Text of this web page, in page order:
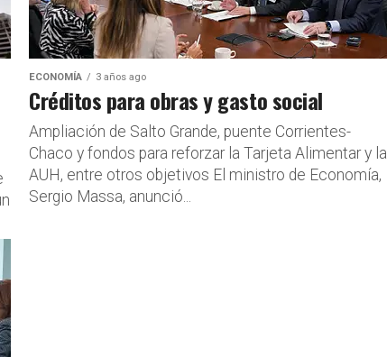
ECONOMÍA 3 años ago
Créditos para obras y gasto social
Ampliación de Salto Grande, puente Corrientes-
Chaco y fondos para reforzar la Tarjeta Alimentar y la
AUH, entre otros objetivos El ministro de Economía,
Sergio Massa, anunció...